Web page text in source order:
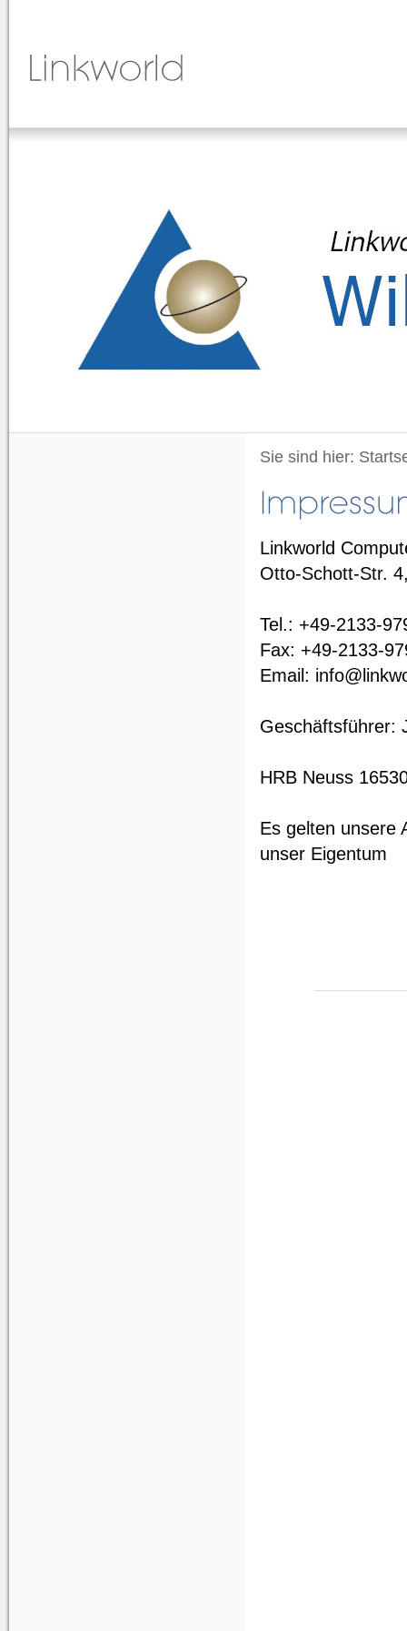
Sie sind hier:
Linkworld
Otto-Schott-Str.
Tel.: +49-2133-
Fax: +49-2133-
Email:
Geschäftsführer:
HRB Neuss
Es gelten unsere
unser Eigentum